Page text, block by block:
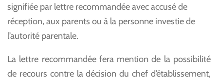
signifiée par lettre recommandée avec accusé de
réception, aux parents ou à la personne investie de
l’autorité parentale.
La lettre recommandée fera mention de la possibilité
de recours contre la décision du chef d’établissement,